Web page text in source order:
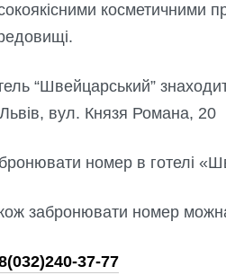
косметичними
“Швейцарський”
вул. Князя Романа, 20
номер в готелі
забронювати номер
37-77